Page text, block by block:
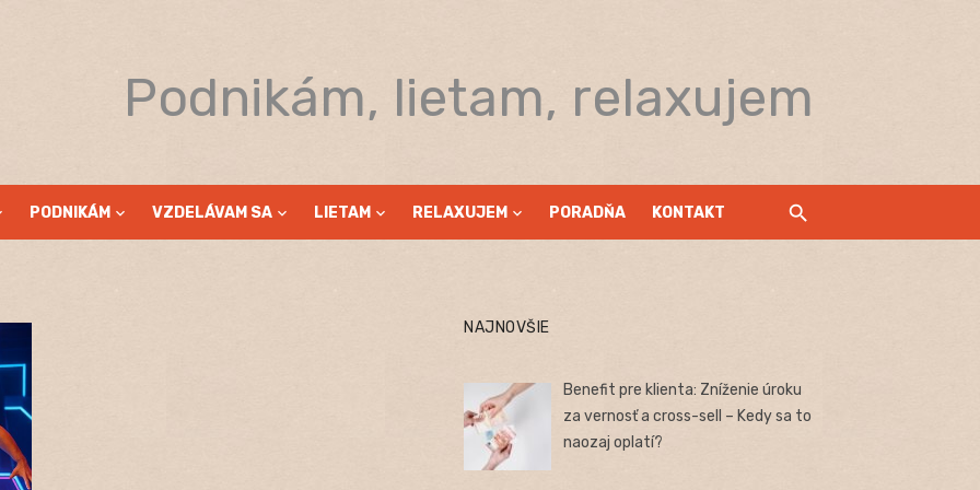
Podnikám, lietam, relaxujem
PODNIKÁM VZDELÁVAM SA LIETAM RELAXUJEM PORADŇA KONTAKT
NAJNOVŠIE
Benefit pre klienta: Zníženie úroku
za vernosť a cross-sell – Kedy sa to
naozaj oplatí?